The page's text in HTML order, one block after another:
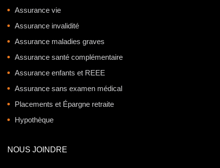
Assurance vie
Assurance invalidité
Assurance maladies graves
Assurance santé complémentaire
Assurance enfants et REEE
Assurance sans examen médical
Placements et Épargne retraite
Hypothèque
NOUS JOINDRE